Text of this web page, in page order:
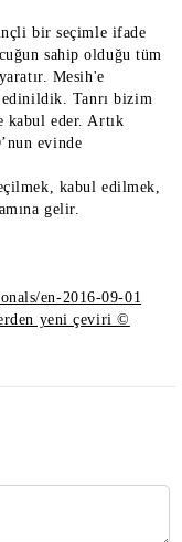
bir seçimle ifade
sahip olduğu tüm
Mesih'e
Tanrı bizim
kabul eder. Artık
evinde
kabul edilmek,
gelir.
en-2016-09-01
yeni çeviri ©